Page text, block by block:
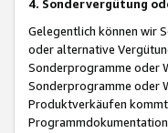
4. Sondervergütung
Gelegentlich können wir
oder alternative
Sonderprogramme oder
Sonderprogramme oder
Produktverkäufen